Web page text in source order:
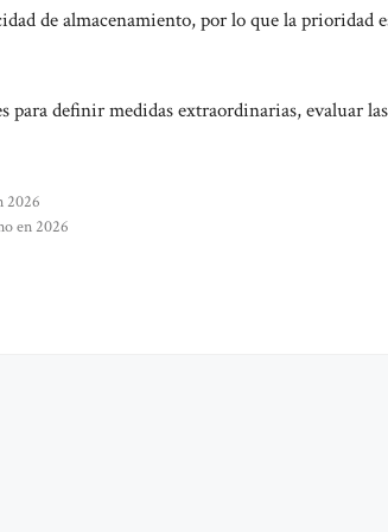
de almacenamiento, por lo que la prioridad
para definir medidas extraordinarias, evaluar las
2026
en 2026